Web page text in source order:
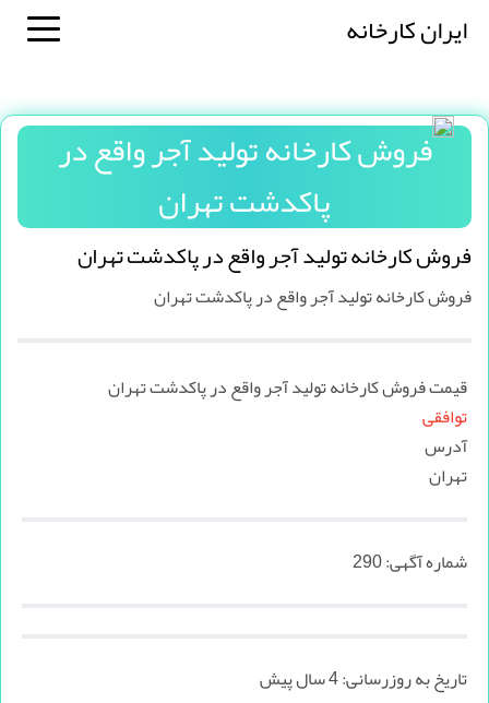
ایران کارخانه
فروش کارخانه تولید آجر واقع در
پاکدشت تهران
فروش کارخانه تولید آجر واقع در پاکدشت تهران
فروش کارخانه تولید آجر واقع در پاکدشت تهران
قیمت فروش کارخانه تولید آجر واقع در پاکدشت تهران
توافقی
آدرس
تهران
شماره آگهی:290
تاریخ به روزرسانی:4 سال پیش